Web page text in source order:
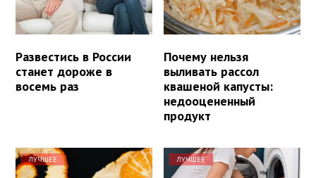
Развестись в России
станет дороже в
восемь раз
Почему нельзя
выливать рассол
квашеной капусты:
недооцененный
продукт
ЛУЧШЕЕ ЛУЧШЕЕ